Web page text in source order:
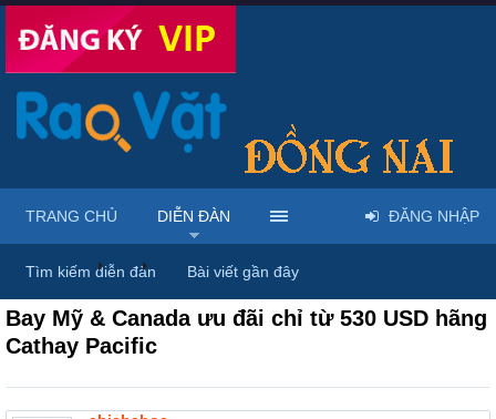
Diễn đàn ... Rao vặt tổng hợp - Uy tín - Miễn phí
Bay Mỹ & Canada ưu đãi chỉ từ 530 USD hãng
Cathay Pacific
TRANG CHỦ DIỄN ĐÀN
Tìm kiếm diễn đàn Bài viết gần đây
ĐĂNG NHẬP